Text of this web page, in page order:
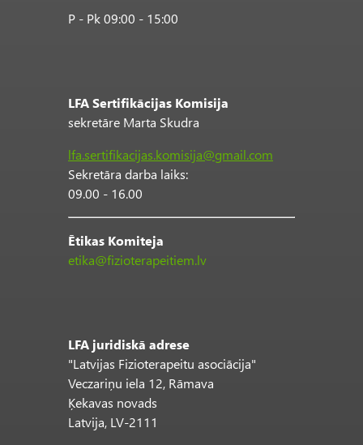
P - Pk 09:00 - 15:00
LFA Sertifikācijas Komisija
sekretāre Marta Skudra
lfa.sertifikacijas.komisija@gmail.com
Sekretāra darba laiks:
09.00 - 16.00
Ētikas Komiteja
etika@fizioterapeitiem.lv
LFA juridiskā adrese
"Latvijas Fizioterapeitu asociācija"
Veczariņu iela 12, Rāmava
Ķekavas novads
Latvija, LV-2111